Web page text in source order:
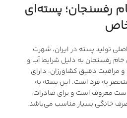
رفسنجان؛ پسته‌ای
تولید پسته در ایران، شهرت
رفسنجان به دلیل شرایط آب و
دقیق کشاورزان، دارای
به فرد است. این پسته به
معروف است و برای صادرات،
خانگی بسیار مناسب می‌باشد.